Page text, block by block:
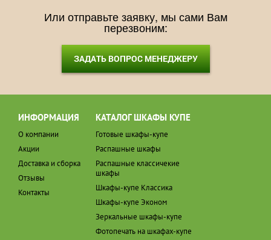
Или отправьте заявку, мы сами Вам
перезвоним:
ЗАДАТЬ ВОПРОС МЕНЕДЖЕРУ
ИНФОРМАЦИЯ
О компании
Акции
Доставка и сборка
Отзывы
Контакты
КАТАЛОГ ШКАФЫ КУПЕ
Готовые шкафы-купе
Распашные шкафы
Распашные классичекие
шкафы
Шкафы-купе Классика
Шкафы-купе Эконом
Зеркальные шкафы-купе
Фотопечать на шкафах-купе